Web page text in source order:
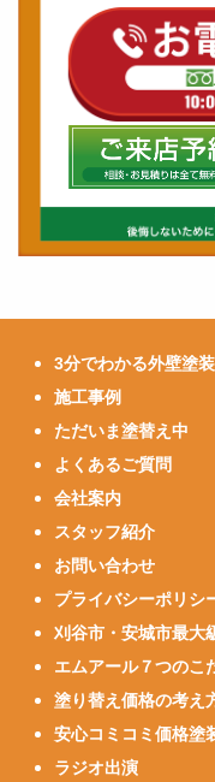
3分でわかる外壁塗装
施工事例
ただいま塗替え中
よくあるご質問
会社案内
スタッフ紹介
お問い合わせ
プライバシーポリシ
刈谷市・安城市最大
エムアール７つのこ
塗り替え価格の考え
安心コミコミ価格塗
ラジオ出演